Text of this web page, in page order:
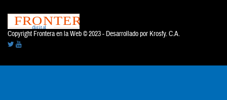
Copyright Frontera en la Web © 2023 - Desarrollado por Krosfy. C.A.